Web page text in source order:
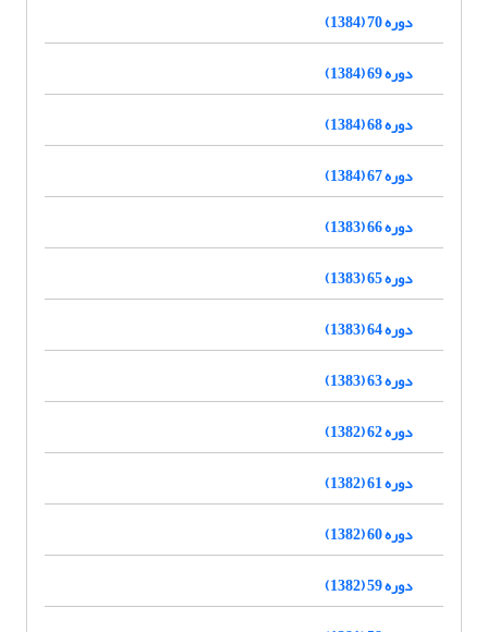
دوره 70 (1384)
دوره 69 (1384)
دوره 68 (1384)
دوره 67 (1384)
دوره 66 (1383)
دوره 65 (1383)
دوره 64 (1383)
دوره 63 (1383)
دوره 62 (1382)
دوره 61 (1382)
دوره 60 (1382)
دوره 59 (1382)